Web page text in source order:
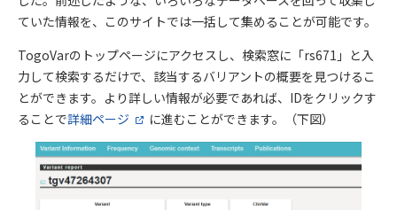
ていた情報を、このサイトでは一括して集めることが可能です。
TogoVarのトップページにアクセスし、検索窓に「rs671」と入
力して検索するだけで、該当するバリアントの概要を見つけるこ
とができます。より詳しい情報が必要であれば、IDをクリックす
ることで詳細ページ に進むことができます。（下図）